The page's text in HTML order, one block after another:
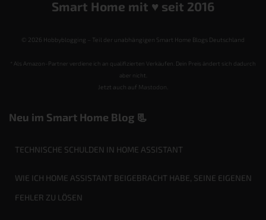
Smart Home mit ♥️ seit 2016
© 2026 Hobbyblogging – Teil der unabhängigen Smart Home Blogs Deutschland
* Als Amazon-Partner verdiene ich an qualifizierten Verkäufen. Dein Preis ändert sich dadurch
aber nicht.
Jetzt auch auf Mastodon
Neu im Smart Home Blog 📃
TECHNISCHE SCHULDEN IN HOME ASSISTANT
WIE ICH HOME ASSISTANT BEIGEBRACHT HABE, SEINE EIGENEN
FEHLER ZU LÖSEN